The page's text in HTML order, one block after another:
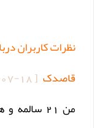
نظرات کاربران
قاصدک [
18
من 21